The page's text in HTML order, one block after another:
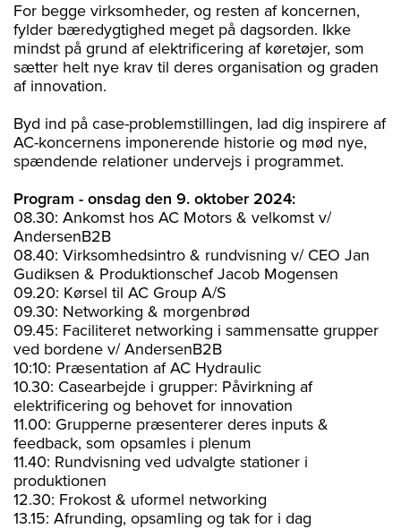
For begge virksomheder, og resten af koncernen,
fylder bæredygtighed meget på dagsorden. Ikke
mindst på grund af elektrificering af køretøjer, som
sætter helt nye krav til deres organisation og graden
af innovation.
Byd ind på case-problemstillingen, lad dig inspirere af
AC-koncernens imponerende historie og mød nye,
spændende relationer undervejs i programmet.
Program - onsdag den 9. oktober 2024:
08.30: Ankomst hos AC Motors & velkomst v/
AndersenB2B
08.40: Virksomhedsintro & rundvisning v/ CEO Jan
Gudiksen & Produktionschef Jacob Mogensen
09.20: Kørsel til AC Group A/S
09.30: Networking & morgenbrød
09.45: Faciliteret networking i sammensatte grupper
ved bordene v/ AndersenB2B
10:10: Præsentation af AC Hydraulic
10.30: Casearbejde i grupper: Påvirkning af
elektrificering og behovet for innovation
11.00: Grupperne præsenterer deres inputs &
feedback, som opsamles i plenum
11.40: Rundvisning ved udvalgte stationer i
produktionen
12.30: Frokost & uformel networking
13.15: Afrunding, opsamling og tak for i dag